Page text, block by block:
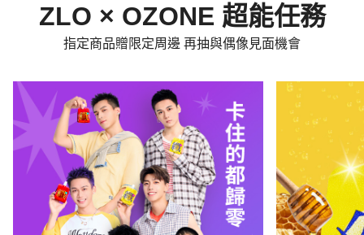
ZLO × OZONE 超能任務
指定商品贈限定周邊 再抽與偶像見面機會